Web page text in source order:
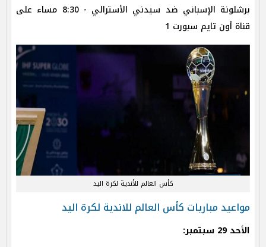
برشلونة الإسباني ضد سيدني الأسترالي - 8:30 مساء على
قناة أون تايم سبورت 1
كأس العالم للأندية لكرة اليد
مواعيد مباريات كأس العالم للاندية لكرة اليد
الأحد 29 سبتمبر: